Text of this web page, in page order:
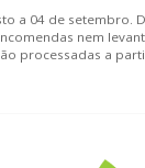
a 04 de setembro.
nem
processadas a